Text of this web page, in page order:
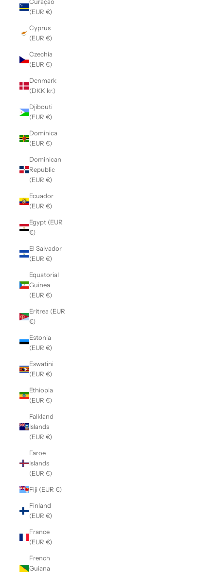
(EUR €)
Cyprus
(EUR €)
Czechia
(EUR €)
Denmark
(DKK kr.)
Djibouti
(EUR €)
Dominica
(EUR €)
Dominican
Republic
(EUR €)
Ecuador
(EUR €)
Egypt (EUR
€)
El Salvador
(EUR €)
Equatorial
Guinea
(EUR €)
Eritrea (EUR
€)
Estonia
(EUR €)
Eswatini
(EUR €)
Ethiopia
(EUR €)
Falkland
Islands
(EUR €)
Faroe
Islands
(EUR €)
Fiji (EUR €)
Finland
(EUR €)
France
(EUR €)
French
Guiana